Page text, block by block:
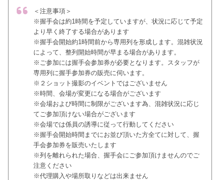
＜注意事項＞
※握手会は約1時間を予定していますが、状況に応じて予定
より早く終了する場合があります
※握手会開始約1時間前から専用列を形成します。混雑状況
によって、整列開始時間が早まる場合があります。
※ご参加には握手会参加券が必要となります。スタッフが
専用列に握手参加券の販売に伺います。
※２ショット撮影のイベントではございません
※時間、会場が変更になる場合がございます
※会場および時間に制限がございます為、混雑状況に応じ
てご参加頂けない場合がございます
※会場では係員の誘導に従って行動してください
※握手会開始時間までにお並び頂いた方全てに対して、握
手会参加券を販売いたします
※列を離れられた場合、握手会にご参加頂けませんのでご
注意ください
※代理購入や場所取りなどは出来ません